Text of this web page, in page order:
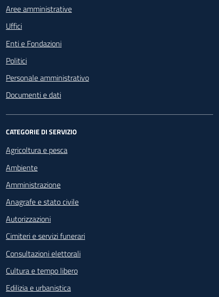
Aree amministrative
Uffici
Enti e Fondazioni
Politici
Personale amministrativo
Documenti e dati
CATEGORIE DI SERVIZIO
Agricoltura e pesca
Ambiente
Amministrazione
Anagrafe e stato civile
Autorizzazioni
Cimiteri e servizi funerari
Consultazioni elettorali
Cultura e tempo libero
Edilizia e urbanistica